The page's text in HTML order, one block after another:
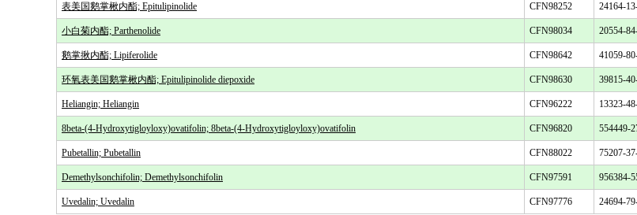
表美国鹅掌楸内酯; Epitulipinolide CFN98252 24164-
小白菊内酯; Parthenolide CFN98034 20554-
鹅掌揪内酯; Lipiferolide CFN98642 41059-
环氧表美国鹅掌楸内酯; Epitulipinolide diepoxide CFN98630 39815-
Heliangin; Heliangin CFN96222 13323-
8beta-(4-Hydroxytigloyloxy)ovatifolin; 8beta-(4-Hydroxytigloyloxy)ovatifolin CFN96820 554449-
Pubetallin; Pubetallin CFN88022 75207-
Demethylsonchifolin; Demethylsonchifolin CFN97591 956384-
Uvedalin; Uvedalin CFN97776 24694-